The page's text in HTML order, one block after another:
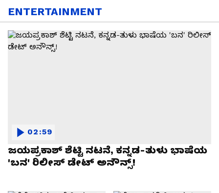
ENTERTAINMENT
ಜಯಪ್ರಕಾಶ್ ಶೆಟ್ಟಿ ನಟನೆ, ಕನ್ನಡ-ತುಳು ಭಾಷೆಯ
'ಬನ' ರಿಲೀಸ್ ಡೇಟ್ ಅನೌನ್ಸ್!
02:59